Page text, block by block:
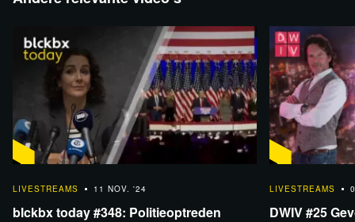
Bekijk de uitzending per fragment
terug
LIVESTREAMS 11 NOV. '24
blckbx today #348: Politieoptreden
LIVESTREAMS
DWIV #25